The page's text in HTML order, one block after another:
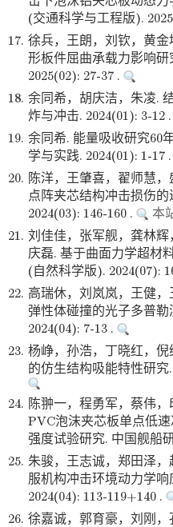
(交通科学与工程版).
17. 徐兵，王朗，刘钦，黄
形板件屈曲承载力影响
2025(02): 27-37 .
18. 余同希，胡庆洁，朱凌.
炸与冲击. 2024(01): 3-12 .
19. 余同希. 能量吸收研究
学与实践. 2024(01): 1-17 .
20. 陈洋，王肇喜，翟师慧
点阵夹芯结构冲击损伤
2024(03): 146-160 .
本
21. 刘佳佳，张军舰，龚林
庆磊. 基于曲面力学超材
(自然科学版). 2024(07):
22. 高瑞休，刘岚岚，王健
弹性体碰撞的光子多普
2024(04): 7-13 .
23. 杨峥，孙浩，丁晓红，
的仿生结构吸能特性研究
24. 陈翀一，程勇军，蔡伟
PVC泡沫夹芯板单点低
强度试验研究. 中国舰船
25. 朱骏，王志诚，郑田泽
服机构冲击环境动力学
2024(04): 113-119+140 .
26. 徐嘉诚，郭育豪，刘刚